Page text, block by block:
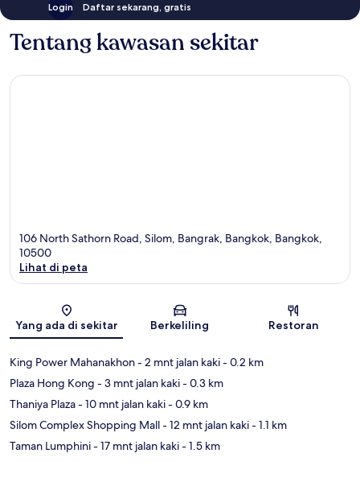
Login Daftar sekarang, gratis
Tentang kawasan sekitar
106 North Sathorn Road, Silom, Bangrak, Bangkok, Bangkok,
10500
Lihat di peta
Yang ada di sekitar Berkeliling Restoran
King Power Mahanakhon- 2 mnt jalan kaki- 0.2 km
Plaza Hong Kong - 3 mnt jalan kaki- 0.3 km
Thaniya Plaza- 10 mnt jalan kaki- 0.9 km
Silom Complex Shopping Mall- 12 mnt jalan kaki- 1.1 km
Taman Lumphini- 17 mnt jalan kaki- 1.5 km